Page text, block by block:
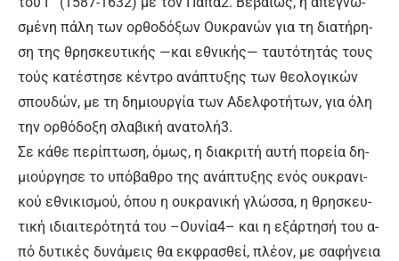
σμέ­νη πά­λη των ορ­θο­δό­ξων Ου­κρα­νών για τη δια­τή­ρη­
ση της θρη­σκευ­τι­κής —και ε­θνι­κής— ταυ­τό­τη­τάς τους
τούς κα­τέ­στη­σε κέ­ντρο α­νά­πτυ­ξης των θε­ο­λο­γι­κών
σπου­δών, με τη δη­μιουρ­γί­α των Α­δελ­φο­τή­των, για ό­λη
την ορ­θό­δο­ξη σλα­βι­κή α­να­το­λή3.
Σε κά­θε πε­ρί­πτω­ση, ό­μως, η δια­κρι­τή αυ­τή πο­ρεί­α δη­
μιούρ­γη­σε το υ­πό­βα­θρο της α­νά­πτυ­ξης ε­νός ου­κρα­νι­
κού ε­θνι­κι­σμού, ό­που η ου­κρα­νι­κή γλώσ­σα, η θρη­σκευ­
τι­κή ι­διαι­τε­ρό­τη­τά του –Ου­νί­α4– και η ε­ξάρ­τη­σή του α­
πό δυ­τι­κές δυ­νά­μεις θα εκ­φρα­σθεί, πλέ­ον, με σα­φή­νεια